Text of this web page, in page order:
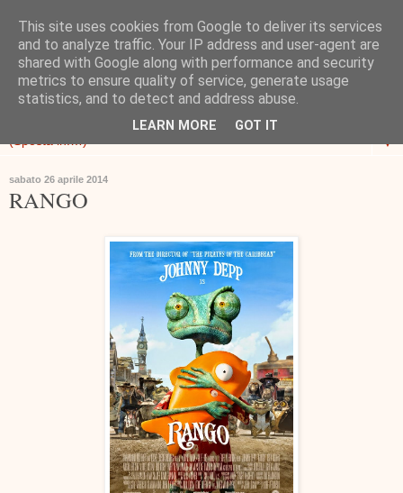
▼
sabato 26 aprile 2014
RANGO
This site uses cookies from Google to deliver its services
and to analyze traffic. Your IP address and user-agent are
shared with Google along with performance and security
metrics to ensure quality of service, generate usage
statistics, and to detect and address abuse.
LEARN MORE GOT IT